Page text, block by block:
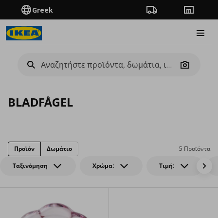
Greek Πορεία παραγγελίας
Camera
BLADFÅGEL
Ταξινόμηση Χρώμα: Τιμή:
5 Προϊόντα
Προϊόν Δωμάτιο